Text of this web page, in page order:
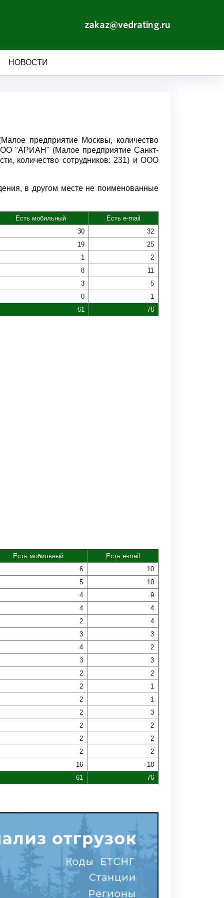
zakaz@vedrating.ru
НОВОСТИ
предприятие Москвы, количество
"АРИАН" (Малое предприятие Санкт-
количество сотрудников: 231) и ООО
в другом месте не поименованные
Есть мобильный
Есть e-mail
30
32
19
25
1
2
8
11
3
5
0
1
61
76
Есть мобильный
Есть e-mail
6
10
5
10
4
9
4
4
2
4
3
3
4
2
3
3
2
2
2
1
2
1
2
3
2
2
2
2
2
2
16
18
61
76